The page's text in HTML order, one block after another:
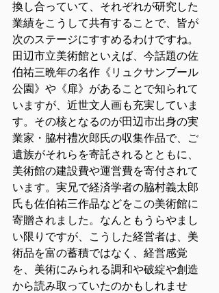
換し合っていて、それぞれが研究した
業績をこうして共有することで、皆が
次のステージにすすめるわけですね。
田辺市立美術館といえば、今話題の佐
伯祐三晩年の名作《リュクサンブール
公園》や《扉》があることで知られて
いますが、近世文人画も充実していま
す。その核となるのが田辺市出身の実
業家・脇村禮次郎氏の収集作品で、ご
遺族がそれらを寄託されるとともに、
美術館の建設費や運営費を寄付されて
います。実兄で経済学者の脇村義太郎
氏も佐伯祐三作品などをこの美術館に
寄贈されました。なんともうらやまし
い限りですが、こうした経営者は、美
術品を富の蓄積ではなく、経営感覚
を、美術にみられる調和や破綻や創造
から読み取っていたのかもしれませ